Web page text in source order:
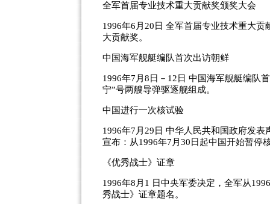
全军首届专业技术重大贡献奖颁奖大会
1996年6月20日 全军首届专业技术重大
大贡献奖。
中国海军舰艇编队首次出访朝鲜
1996年7月8日－12日 中国海军舰艇编队
宁”号两艘导弹驱逐舰组成。
中国进行一次核试验
1996年7月29日 中华人民共和国政府发
宣布：从1996年7月30日起中国开始暂停
《优秀战士》证章
1996年8月1 日中央军委决定，全军从
秀战士》证章题名。